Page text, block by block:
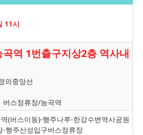
11시
곡역 1번출구지상2층 역사내
의중앙선
스정류장/능곡역
스이동)-행주나루-한강수변역사공원
-행주산성입구버스정류장